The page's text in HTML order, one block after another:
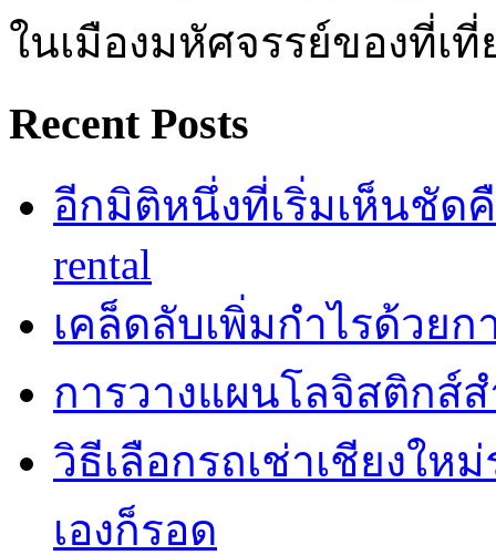
ในเมืองมหัศจรรย์ของที่เ
Recent Posts
อีกมิติหนึ่งที่เริ่มเห็นชัดคื
rental
เคล็ดลับเพิ่มกำไรด้วย
การวางแผนโลจิสติกส์
วิธีเลือกรถเช่าเชียงให
เองก็รอด